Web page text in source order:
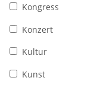
Kongress
Konzert
Kultur
Kunst